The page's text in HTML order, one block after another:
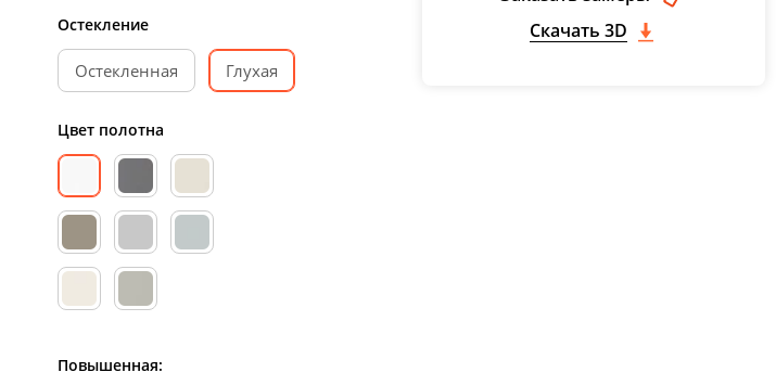
Остекление
Остекленная Глухая
Цвет полотна
Повышенная:
Скачать 3D